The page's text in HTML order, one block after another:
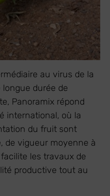
au virus de la
longue durée de
Panoramix répond
international, où la
du fruit sont
de vigueur moyenne à
les travaux de
productive tout au